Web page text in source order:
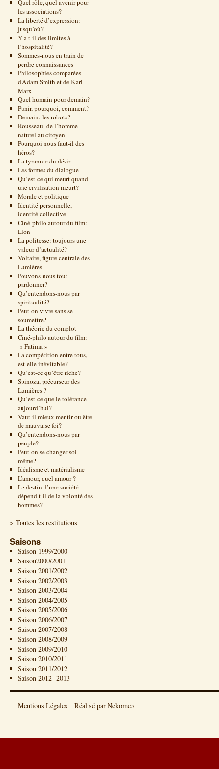
Quel rôle, quel avenir pour
les associations?
La liberté d’expression:
jusqu’où?
Y a t-il des limites à
l’hospitalité?
Sommes-nous en train de
perdre connaissances
Philosophies comparées
d’Adam Smith et de Karl
Marx
Quel humain pour demain?
Punir, pourquoi, comment?
Demain: les robots?
Rousseau: de l’homme
naturel au citoyen
Pourquoi nous faut-il des
héros?
La tyrannie du désir
Les formes du dialogue
Qu’est-ce qui meurt quand
une civilisation meurt?
Morale et politique
Identité personnelle,
identité collective
Ciné-philo autour du film:
Lion
La politesse: toujours une
valeur d’actualité?
Voltaire, figure centrale des
Lumières
Pouvons-nous tout
pardonner?
Qu’entendons-nous par
spiritualité?
Peut-on vivre sans se
soumettre?
La théorie du complot
Ciné-philo autour du film:
» Fatima »
La compétition entre tous,
est-elle inévitable?
Qu’est-ce qu’être riche?
Spinoza, précurseur des
Lumières ?
Qu’est-ce que le tolérance
aujourd’hui?
Vaut-il mieux mentir ou être
de mauvaise foi?
Qu’entendons-nous par
peuple?
Peut-on se changer soi-
même?
Idéalisme et matérialisme
L’amour, quel amour ?
Le destin d’une société
dépend t-il de la volonté des
hommes?
> Toutes les restitutions
Saisons
Saison 1999/2000
Saison2000/2001
Saison 2001/2002
Saison 2002/2003
Saison 2003/2004
Saison 2004/2005
Saison 2005/2006
Saison 2006/2007
Saison 2007/2008
Saison 2008/2009
Saison 2009/2010
Saison 2010/2011
Saison 2011/2012
Saison 2012- 2013
Mentions Légales Réalisé par Nekomeo